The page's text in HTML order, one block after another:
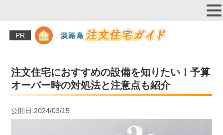
PR
注文住宅におすすめの設備を知りたい！予算
オーバー時の対処法と注意点も紹介
公開日:2024/03/15